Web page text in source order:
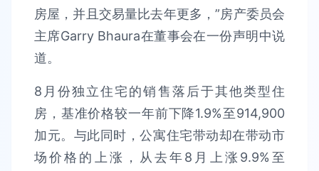
房屋，并且交易量比去年更多，”房产委员会
主席Garry Bhaura在董事会在一份声明中说
道。
8月份独立住宅的销售落后于其他类型住
房，基准价格较一年前下降1.9%至914,900
加元。与此同时，公寓住宅带动却在带动市
场价格的上涨，从去年8月上涨9.9%至